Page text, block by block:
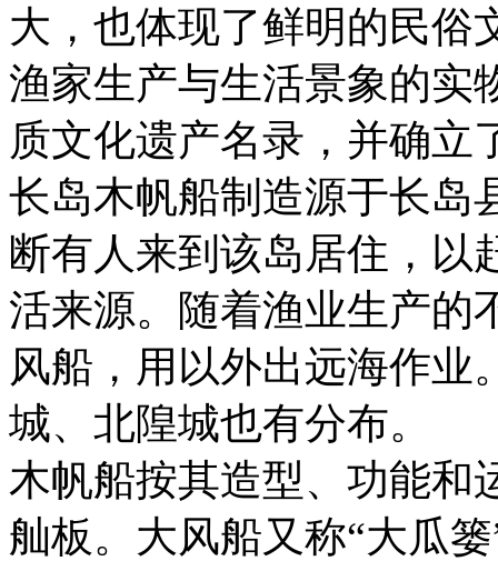
大，也体现了鲜明的民俗
渔家生产与生活景象的实
质文化遗产名录，并确立
长岛木帆船制造源于长岛
断有人来到该岛居住，以
活来源。随着渔业生产的
风船，用以外出远海作业
城、北隍城也有分布。
木帆船按其造型、功能和
舢板。大风船又称“大瓜